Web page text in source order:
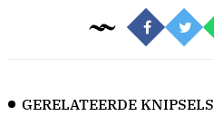
GERELATEERDE KNIPSELS